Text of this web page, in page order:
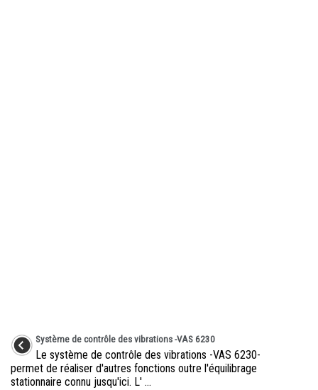
Système de contrôle des vibrations -VAS 6230
Le système de contrôle des vibrations -VAS 6230-
permet de réaliser d'autres fonctions outre l'équilibrage
stationnaire connu jusqu'ici. L' ...